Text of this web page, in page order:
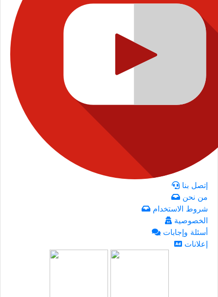
إتصل بنا
من نحن
شروط الاستخدام
الخصوصية
أسئلة وإجابات
إعلانات